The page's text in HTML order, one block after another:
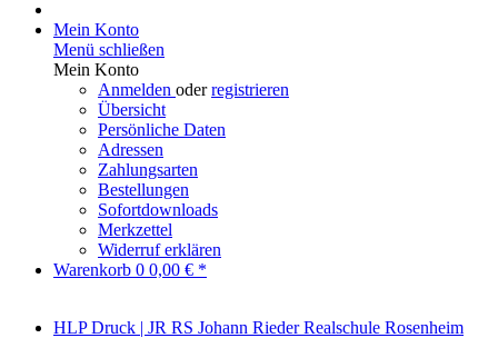
Mein Konto
Menü schließen
Mein Konto
Anmelden oderregistrieren
Übersicht
Persönliche Daten
Adressen
Zahlungsarten
Bestellungen
Sofortdownloads
Merkzettel
Widerruf erklären
Warenkorb 0 0,00 € *
HLP Druck | JR RS Johann Rieder Realschule Rosenheim